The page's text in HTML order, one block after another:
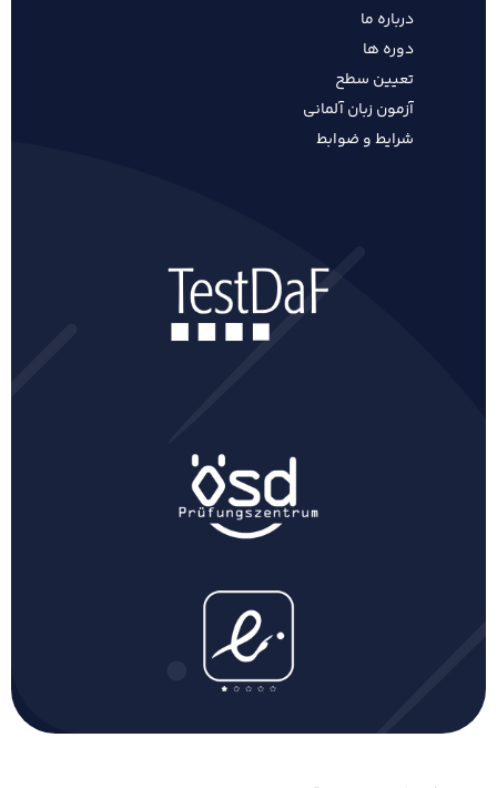
درباره ما
دوره ها
تعیین سطح
آزمون زبان آلمانی
شرایط و ضوابط